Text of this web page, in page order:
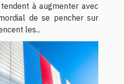
à augmenter avec
de se pencher sur
les...